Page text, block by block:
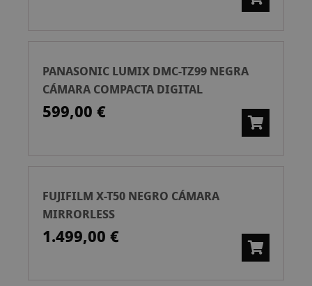
PANASONIC LUMIX DMC-TZ99 NEGRA
CÁMARA COMPACTA DIGITAL
599,00 €
FUJIFILM X-T50 NEGRO CÁMARA
MIRRORLESS
1.499,00 €